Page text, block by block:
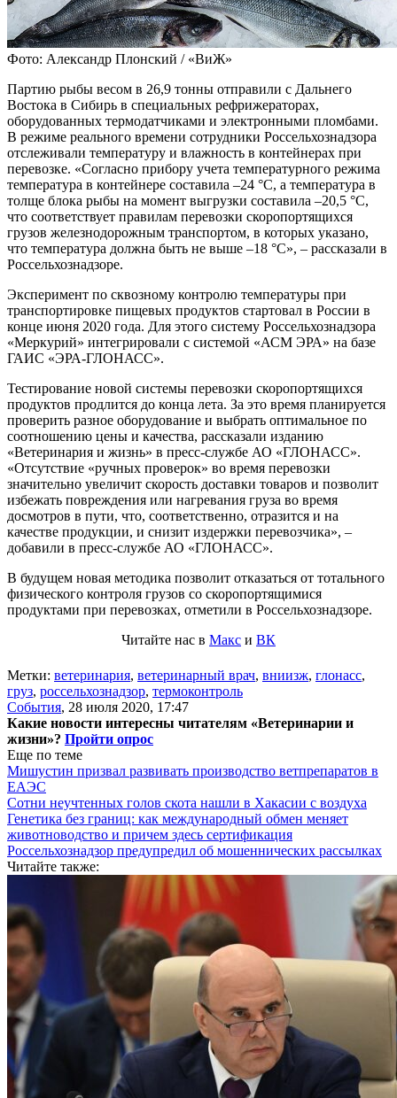
Фото: Александр Плонский / «ВиЖ»
Партию рыбы весом в 26,9 тонны отправили с Дальнего
Востока в Сибирь в специальных рефрижераторах,
оборудованных термодатчиками и электронными пломбами.
В режиме реального времени сотрудники Россельхознадзора
отслеживали температуру и влажность в контейнерах при
перевозке. «Согласно прибору учета температурного режима
температура в контейнере составила –24 °С, а температура в
толще блока рыбы на момент выгрузки составила –20,5 °С,
что соответствует правилам перевозки скоропортящихся
грузов железнодорожным транспортом, в которых указано,
что температура должна быть не выше –18 °С», – рассказали в
Россельхознадзоре.
Эксперимент по сквозному контролю температуры при
транспортировке пищевых продуктов стартовал в России в
конце июня 2020 года. Для этого систему Россельхознадзора
«Меркурий» интегрировали с системой «АСМ ЭРА» на базе
ГАИС «ЭРА-ГЛОНАСС».
Тестирование новой системы перевозки скоропортящихся
продуктов продлится до конца лета. За это время планируется
проверить разное оборудование и выбрать оптимальное по
соотношению цены и качества, рассказали изданию
«Ветеринария и жизнь» в пресс-службе АО «ГЛОНАСС».
«Отсутствие «ручных проверок» во время перевозки
значительно увеличит скорость доставки товаров и позволит
избежать повреждения или нагревания груза во время
досмотров в пути, что, соответственно, отразится и на
качестве продукции, и снизит издержки перевозчика», –
добавили в пресс-службе АО «ГЛОНАСС».
В будущем новая методика позволит отказаться от тотального
физического контроля грузов со скоропортящимися
продуктами при перевозках, отметили в Россельхознадзоре.
Читайте нас в Макс и ВК
Метки: ветеринария, ветеринарный врач, вниизж, глонасс,
груз, россельхознадзор, термоконтроль
События, 28 июля 2020, 17:47
Какие новости интересны читателям «Ветеринарии и
жизни»? Пройти опрос
Еще по теме
Мишустин призвал развивать производство ветпрепаратов в
ЕАЭС
Сотни неучтенных голов скота нашли в Хакасии с воздуха
Генетика без границ: как международный обмен меняет
животноводство и причем здесь сертификация
Россельхознадзор предупредил об мошеннических рассылках
Читайте также: